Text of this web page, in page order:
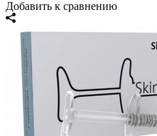
Добавить к сравнению